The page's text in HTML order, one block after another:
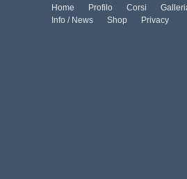
Home Profilo Corsi
Info / News
Shop Privacy